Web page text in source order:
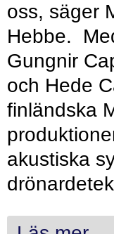
oss, säger
Hebbe.
Gungnir
och Hede
finländska
akustiska